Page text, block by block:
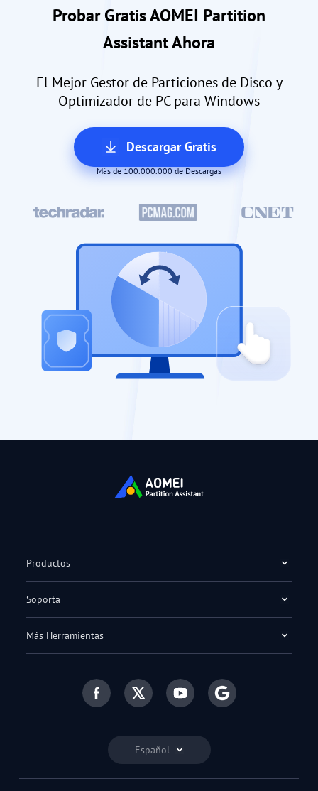
Probar Gratis AOMEI Partition
Assistant Ahora
El Mejor Gestor de Particiones de Disco y
Optimizador de PC para Windows
Descargar Gratis
Más de 100.000.000 de Descargas
Español
Productos
Soporta
Más Herramientas